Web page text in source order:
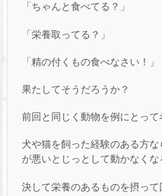
「ちゃんと食べてる？」
「栄養取ってる？」
「精の付くもの食べなさい！」
果たしてそうだろうか？
前回と同じく動物を例にとって
犬や猫を飼った経験のある方
が悪いとじっとして動かなくな
決して栄養のあるものを摂って